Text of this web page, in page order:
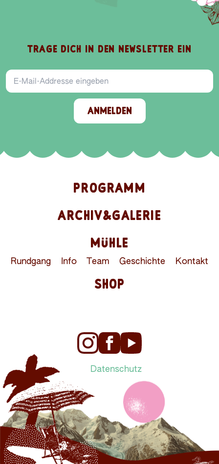
TRAGE DICH IN DEN NEWSLETTER EIN
E-Mail-Addresse
ANMELDEN
PROGRAMM
ARCHIV&GALERIE
MÜHLE
Rundgang Info Team Geschichte Kontakt
SHOP
Datenschutz